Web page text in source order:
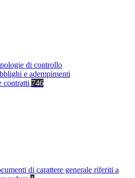
di controllo
e adempimenti
contratti 746
di carattere generale riferiti a